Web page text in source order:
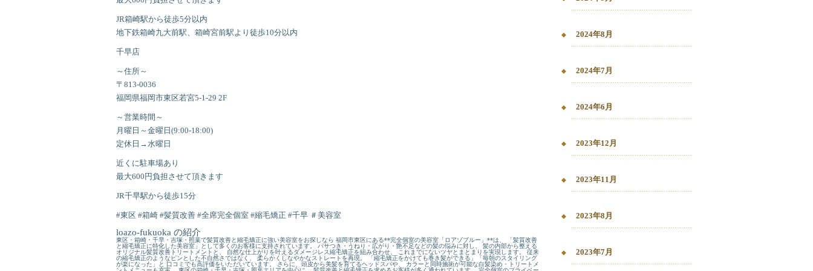
JR箱崎駅から徒歩5分以内
地下鉄箱崎九大前駅、箱崎宮前駅より徒歩10分以内
千早店
～住所～
〒813-0036
福岡県福岡市東区若宮5-1-29 2F
～営業時間～
月曜日～金曜日(9:00-18:00)
定休日→水曜日
近くに駐車場あり
最大600円負担させて頂きます
JR千早駅から徒歩15分
#東区 #箱崎 #髪質改善 #全席完全個室 #縮毛矯正 #千早 ＃美容室
loazo-fukuoka の紹介
東区・箱崎・千早・吉塚・照葉で髪質改善と縮毛矯正に強い美容室をお探しなら 福岡市東区にある**完全個室の美容室「ロアゾブルー」**は、 「髪質改善
と縮毛矯正に特化した美容室」として多くのお客様に支持されています。 パサつき・うねり・広がり・艶不足などの髪の悩みに対し、 髪の内部から整える
オリジナル髪質改善トリートメントと、 自然な仕上がりを叶えるダメージレス縮毛矯正を組み合わせ、 これまでにないツヤとまとまりを実現します。 従来
の縮毛矯正のようなピンとした不自然さではなく、 柔らかくしなやかなストレートを再現。 「縮毛矯正をかけても巻き髪ができる」「毎朝のスタイリング
が楽になった」と 口コミでも高評価をいただいています。 さらに、頭皮から美髪を育てるヘッドスパや、 カラーと同時施術が可能な白髪染め・トリートメ
2024年8月
2024年7月
2024年6月
2023年12月
2023年11月
2023年8月
2023年7月